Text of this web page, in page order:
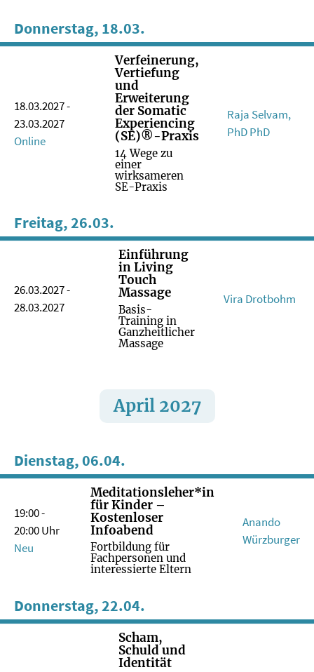
Donnerstag, 18.03.
18.03.2027 -
23.03.2027
Online
Verfeinerung,
Vertiefung
und
Erweiterung
der Somatic
Experiencing
(SE)®-Praxis
14 Wege zu
einer
wirksameren
SE-Praxis
Raja Selvam,
PhD PhD
Freitag, 26.03.
26.03.2027 -
28.03.2027
Einführung
in Living
Touch
Massage
Basis-
Training in
Ganzheitlicher
Massage
Vira Drotbohm
April 2027
Dienstag, 06.04.
19:00 -
20:00 Uhr
Neu
Meditationsleher*in
für Kinder –
Kostenloser
Infoabend
Fortbildung für
Fachpersonen und
interessierte Eltern
Anando
Würzburger
Donnerstag, 22.04.
Scham,
Schuld und
Identität